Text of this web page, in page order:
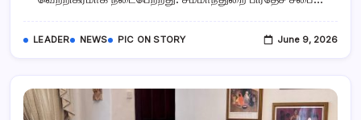
காங்கிரஸின்
ஆரம்பம்..!
LEADER NEWS PIC ON STORY June 9, 2026